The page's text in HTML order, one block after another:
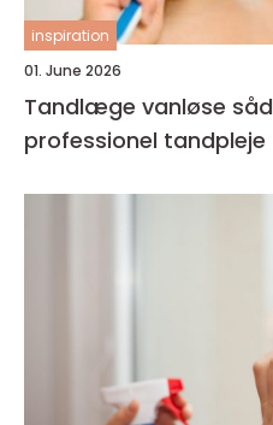
inspiration
01. June 2026
Tandlæge vanløse sådan finder du tryg og
professionel tandpleje